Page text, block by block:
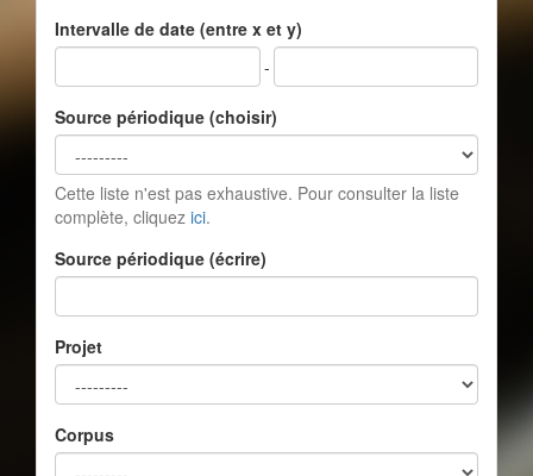
Intervalle de date (entre x et y)
-
Source périodique (choisir)
Cette liste n'est pas exhaustive. Pour consulter la liste
complète, cliquez ici.
Source périodique (écrire)
Projet
Corpus